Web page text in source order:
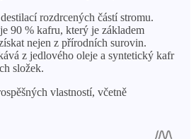
rozdrcených částí stromu.
90 % kafru, který je základem
nejen z přírodních surovin.
z jedlového oleje a syntetický kafr
složek.
vlastností, včetně